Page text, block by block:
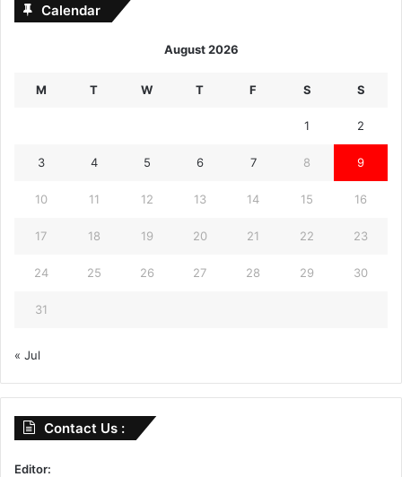
Calendar
August 2026
M T W T F S S
1 2
3 4 5 6 7 8 9
10 11 12 13 14 15 16
17 18 19 20 21 22 23
24 25 26 27 28 29 30
31
« Jul
Contact Us :
Editor: